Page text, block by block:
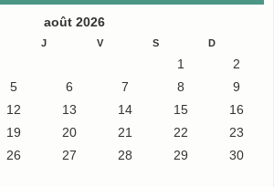
août 2026
J V S D
1
2
5 6 7 8
9
12 13 14 15
16
19 20 21 22
23
26 27 28 29
30